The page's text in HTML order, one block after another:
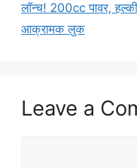
लॉन्च! 200cc पावर,
आक्रामक लुक
Leave a